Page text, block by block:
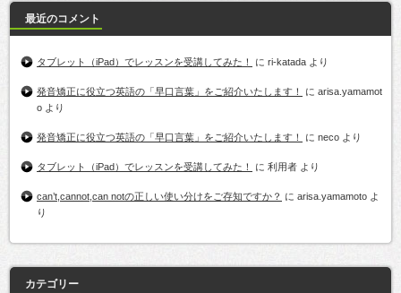
最近のコメント
タブレット（iPad）でレッスンを受講してみた！ に ri-katada より
発音矯正に役立つ英語の「早口言葉」をご紹介いたします！ に arisa.yamamot
o より
発音矯正に役立つ英語の「早口言葉」をご紹介いたします！ に neco より
タブレット（iPad）でレッスンを受講してみた！ に 利用者 より
can’t,cannot,can notの正しい使い分けをご存知ですか？ に arisa.yamamoto よ
り
カテゴリー